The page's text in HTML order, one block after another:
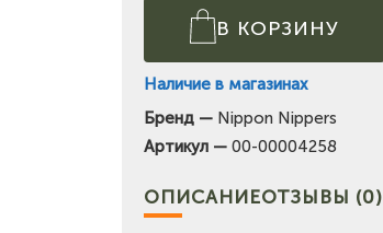
В КОРЗИНУ
Наличие в магазинах
Тел: +7-3854-222-223
карте)
Бренд — Nippon Nippers
Артикул — 00-00004258
ОПИСАНИЕОТЗЫВЫ (0)